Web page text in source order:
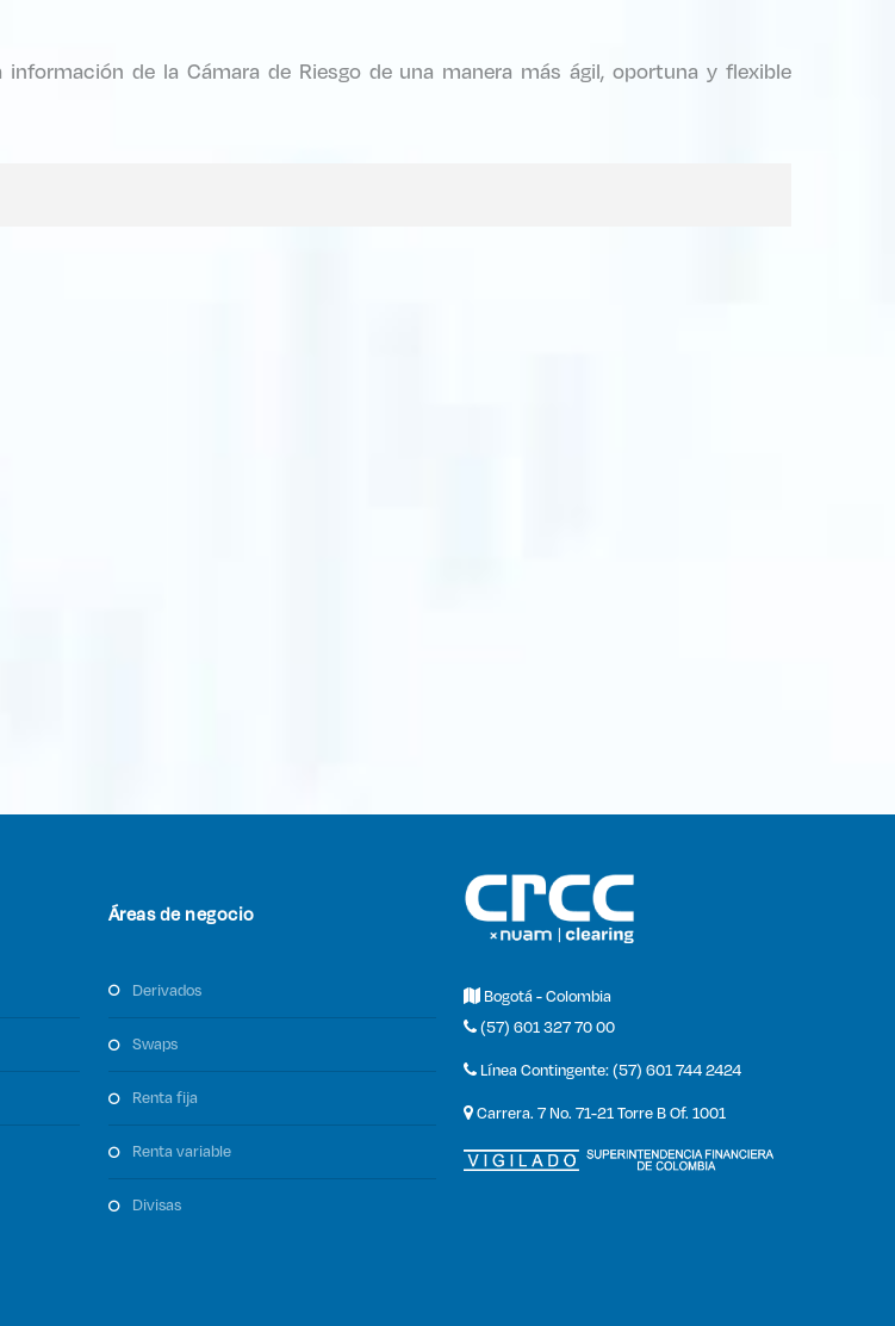
de la Cámara de Riesgo de una manera más ágil, oportuna y flexible
Áreas de negocio
derivados
swaps
renta fija
renta variable
divisas
Bogotá - Colombia
(57) 601 327 70 00
Línea Contingente: (57) 601 744 2424
Carrera. 7 No. 71-21 Torre B Of. 1001